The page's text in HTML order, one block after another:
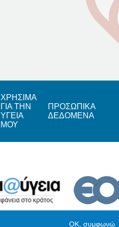
ΧΡΗΣΙΜΑ
ΓΙΑ ΤΗΝ
ΥΓΕΙΑ
ΜΟΥ
ΠΡΟΣΩΠΙΚΑ
ΔΕΔΟΜΕΝΑ
OK, συμφωνώ